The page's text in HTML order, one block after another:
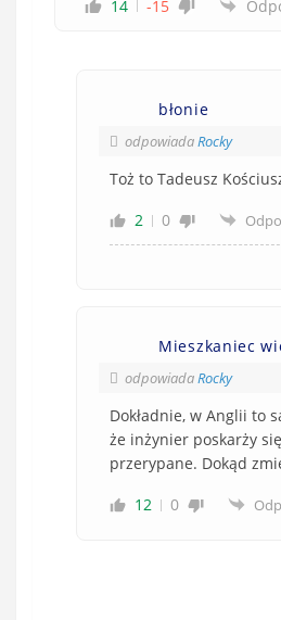
14 -15
błonie
odpowiadaRocky
Toż to Tadeusz
2
0
Mieszkaniec
odpowiadaRocky
Dokładnie, w Anglii to
że inżynier poskarży
przerypane. Dokąd
12
0